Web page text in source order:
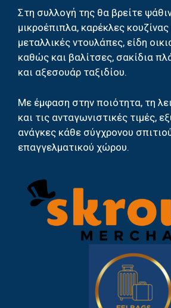
Στη συλλογή της θα βρείτε
μικροέπιπλα, καρέκλες
μεταλλικές ντουλάπες, είδη
καθώς και βαλίτσες, σακίδια
και αξεσουάρ ταξιδίου.
Με έμφαση στην ποιότητα, τη
και τις ανταγωνιστικές τιμές,
ανάγκες κάθε σύγχρονου
επαγγελματικού χώρου.